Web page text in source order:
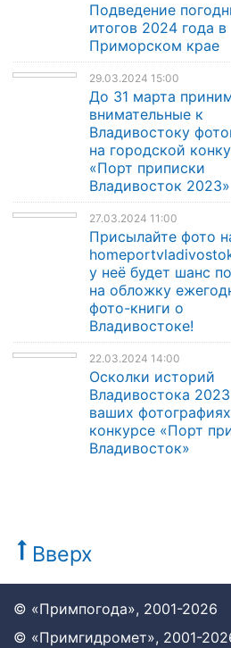
Подведение
итогов 2024 года в
Приморском крае
29.03.2024 15:00
До 31 марта
внимательные к
Владивостоку
на городской
«Порт приписки
Владивосток 2023»
27.03.2024 11:00
Присылайте фото
у неё будет шанс
на обложку
фото-книги о
Владивостоке!
22.03.2024 14:00
Осколки историй
Владивостока
ваших
конкурсе «Порт
Владивосток»
Вверх
© «Примпогода», 2001-2026
© «Примгидромет», 2001-